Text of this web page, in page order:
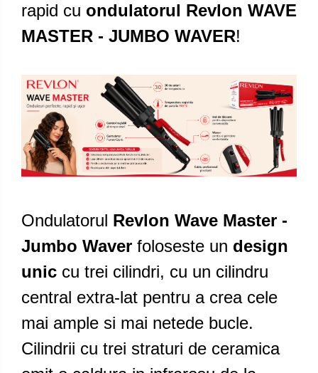
rapid cu ondulatorul Revlon WAVE
MASTER - JUMBO WAVER!
Ondulatorul Revlon Wave Master -
Jumbo Waver foloseste un design
unic cu trei cilindri, cu un cilindru
central extra-lat pentru a crea cele
mai ample si mai netede bucle.
Cilindrii cu trei straturi de ceramica